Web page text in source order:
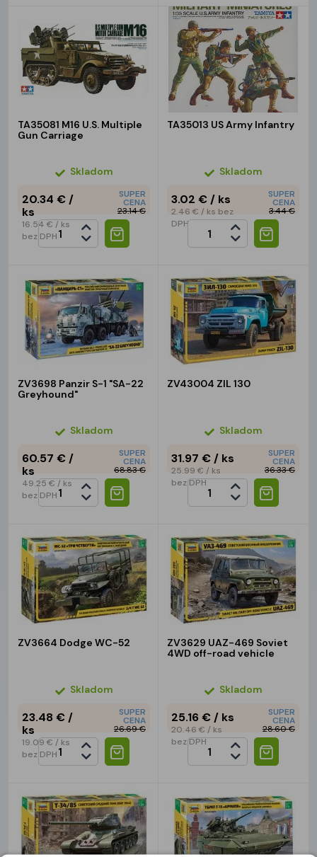
TA35081 M16 U.S. Multiple
Gun Carriage
Skladom
20.34 €/
ks
16.54 € / ks
bez DPH
SUPER
CENA
23.14 €
TA35013 US Army Infantry
Skladom
3.02 €/ ks
2.46 € / ks bez
DPH
SUPER
CENA
3.44 €
ZV3698 Panzir S-1 "SA-22
Greyhound"
Skladom
60.57 €/
ks
49.25 € / ks
bez DPH
SUPER
CENA
68.83 €
ZV43004 ZIL 130
Skladom
31.97 €/ ks
25.99 € / ks
bez DPH
SUPER
CENA
36.33 €
ZV3664 Dodge WC-52
Skladom
23.48 €/
ks
19.09 € / ks
bez DPH
SUPER
CENA
26.69 €
ZV3629 UAZ-469 Soviet
4WD off-road vehicle
Skladom
25.16 €/ ks
20.46 € / ks
bez DPH
SUPER
CENA
28.60 €